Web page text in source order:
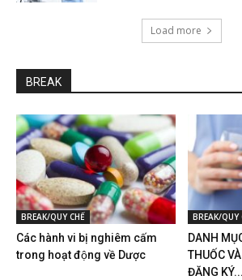
Load more
BREAK
BREAK/QUY CHẾ
Các hành vi bị nghiêm cấm
trong hoạt động về Dược
BREAK/QUY
DANH
THUỐC
ĐĂNG KÝ...